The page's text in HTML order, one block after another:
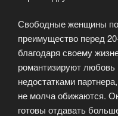
Свободные женщины
преимущество перед
благодаря своему
романтизируют
недостатками
не молча обижаются.
готовы отдавать